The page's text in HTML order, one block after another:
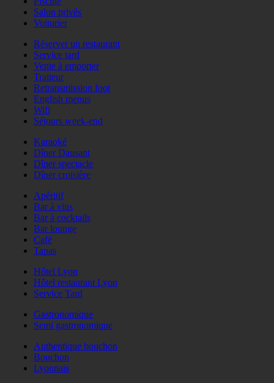
Salon privés
Voiturier
Réserver un restaurant
Service tard
Vente à emporter
Traiteur
Retransmission foot
English menus
Wifi
Séjours week-end
Karaoké
Dîner Dansant
Dîner spectacle
Dîner croisière
Apéritif
Bar à vins
Bar à cocktails
Bar lounge
Café
Tapas
Hôtel Lyon
Hôtel restaurant Lyon
Service Tard
Gastronomique
Semi gastronomique
Authentique bouchon
Bouchon
Lyonnais